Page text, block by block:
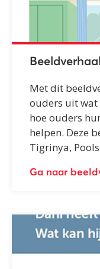
Met dit
ouders uit wat
hoe ouders
helpen. Deze
Tigrinya,
Ga naar